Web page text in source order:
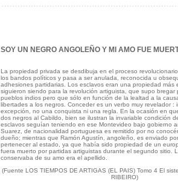
SOY UN NEGRO ANGOLEÑO Y MI AMO FUE
La propiedad privada se desdibuja en el proceso
los bandos políticos y pasa a ser anulada, reconocida u
adhesiones partidarias. Los esclavos eran una propiedad más
siguieron siendo para la revolución artiguista, que supo bregar
pueblos indios pero que sólo en función de la lealtad a la
libertades a los negros. Conceder es un verbo muy revelador :
excepción, no una conquista ni una regla. En la ocasión en
dos negros al Cabildo, bien se ilustran la invariable condición
esclavos seguían teniendo en ese Montevideo bajo gobierno
Suarez, de nacionalidad portuguesa es remitido por no
dueño; mientras que Ramón Agustín, angoleño, es enviado
pertenecer al estado, ya que había sido propiedad de un
fuera muerto por partidas artiguistas durante el segundo sitio.
conservaba de su amo era el apellido.
(Fuente LOS TIEMPOS DE ARTIGAS (EL PAIS) Tomo 4 El
RIBEIRO)